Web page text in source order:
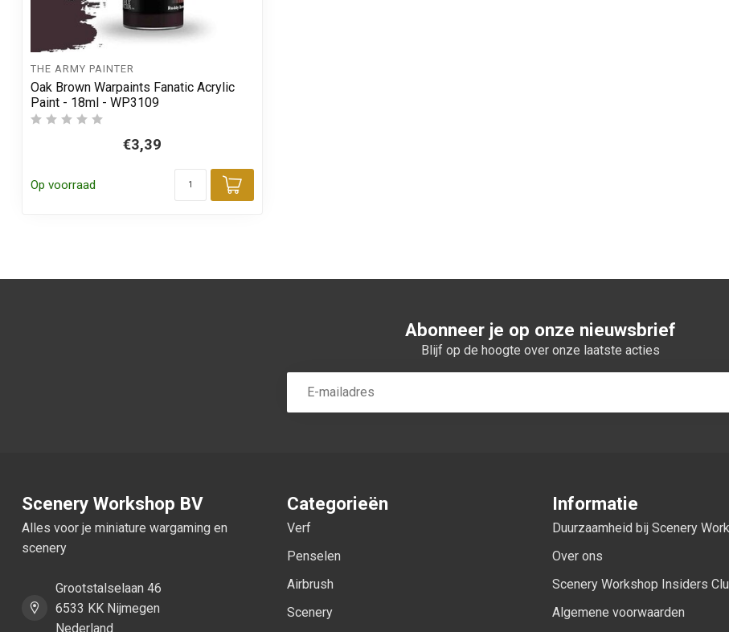
THE ARMY PAINTER
Oak Brown Warpaints Fanatic Acrylic
Paint - 18ml - WP3109
€3,39
Op voorraad
Toevoegen aan winkelwagen
Abonneer je op onze nieuwsbrief
Blijf op de hoogte over onze laatste acties
Scenery Workshop BV
Alles voor je miniature wargaming en
scenery
Grootstalselaan 46
6533 KK Nijmegen
Nederland
Categorieën
Verf
Penselen
Airbrush
Scenery
Informatie
Duurzaamheid bij Scenery
Over ons
Scenery Workshop Insiders
Algemene voorwaarden